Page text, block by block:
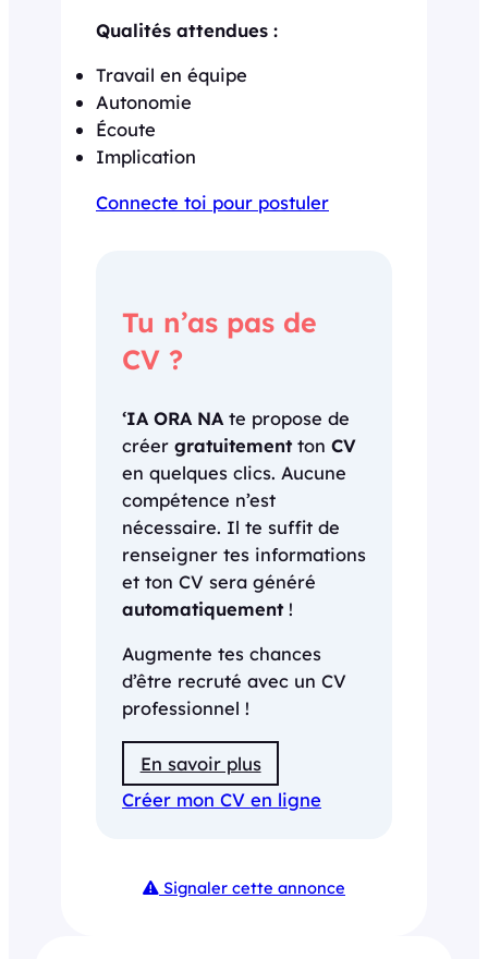
Qualités attendues :
Travail en équipe
Autonomie
Écoute
Implication
Connecte toi pour postuler
Tu n’as pas de
CV ?
‘IA ORA NA te propose de
créer gratuitementton CV
en quelques clics. Aucune
compétence n’est
nécessaire. Il te suffit de
renseigner tes informations
et ton CV sera généré
automatiquement!
Augmente tes chances
d’être recruté avec un CV
professionnel !
En savoir plus
Créer mon CV en ligne
Signaler cette annonce